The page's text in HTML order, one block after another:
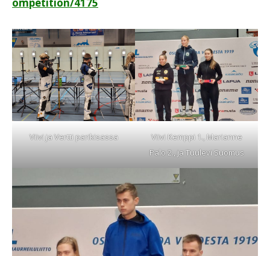
Viivi ja Vertti parikisassa
Viivi Kemppi 1., Marianne
Palo 2., ja Tuulevi Suomus